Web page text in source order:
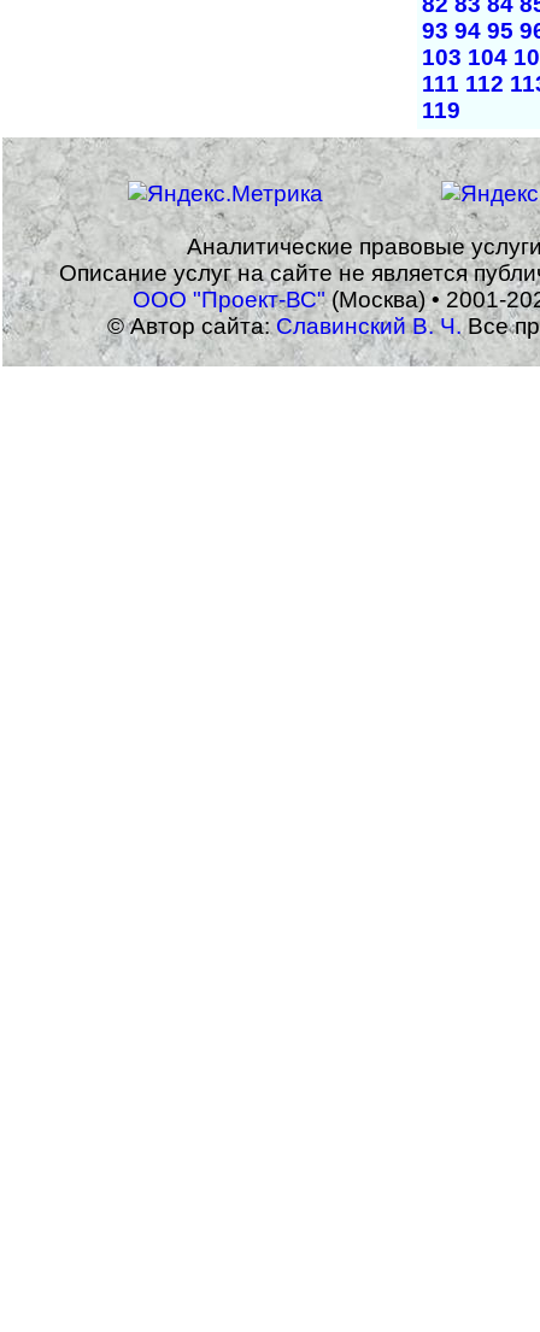
93 94 95
103 104
111 112
119
Аналитические правовые
Описание услуг на сайте не является
ООО "Проект-ВС"(Москва) • 2001-
© Автор сайта:Славинский В. Ч.Все